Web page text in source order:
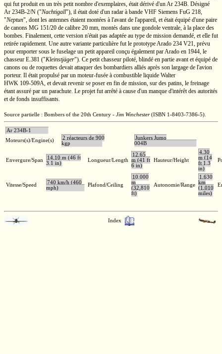
qui fut produit en un très petit nombre d'exemplaires, était dérivé d'unAr 234B. Désigné
Ar 234B-2/N ("Nachtigall"), il était doté d'un radar à bande VHF Siemens FuG 218,
"Neptun", dont les antennes étaient montées à l'avant de l'appareil, et était équipé d'une paire
de canons MG 151/20 de calibre 20 mm, montés dans une gondole ventrale, à la place des
bombes. Finalement, cette version n'était pas adaptée au type de mission demandé, et elle fut
retirée rapidement. Une autre variante particulière fut le prototypeArado 234 V21, prévu
pour emporter sous le fuselage un petit appareil conçu également par Arado en 1944, le
chasseur E.381 ("Kleinstjäger"). Ce petit chasseur piloté, blindé en partie avant et équipé de
canons ou de roquettes devait attaquer des bombardiers alliés après son largage de l'avion
porteur. Il était propulsé par un moteur-fusée à combustible liquide Walter
HWK 109-509A, et devait revenir se poser en fin de mission, sur des patins, le freinage
étant assuré par un parachute. Le projet fut arrêté à cause d'un manque d'intérêt des autorités
et de fonds insuffisants.
Source partielle : Bombers of the 20th Century - Jim Winchester(ISBN 1-8403-7386-5).
Ar 234B-1
Moteurs(s)/Engine(s)
2 réacteurs de 900
kgp
Junkers Jumo
004B
Envergure/Span
14,10 m (46 ft
3.1 in)
Longueur/Length
12,65
m (41 ft
6 in)
Hauteur/Height
4,30
m (14
ft 1.3
in)
Vitesse/Speed
740 km/h (460
mph)
Plafond/Ceiling
10.000
m
(32,810
ft)
Autonomie/Range
1.630
km
(1,010
miles)
Index